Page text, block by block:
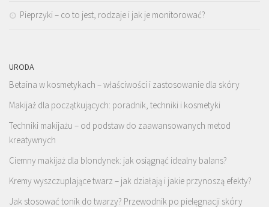
Pieprzyki – co to jest, rodzaje i jak je monitorować?
URODA
Betaina w kosmetykach – właściwości i zastosowanie dla skóry
Makijaż dla początkujących: poradnik, techniki i kosmetyki
Techniki makijażu – od podstaw do zaawansowanych metod
kreatywnych
Ciemny makijaż dla blondynek: jak osiągnąć idealny balans?
Kremy wyszczuplające twarz – jak działają i jakie przynoszą efekty?
Jak stosować tonik do twarzy? Przewodnik po pielęgnacji skóry